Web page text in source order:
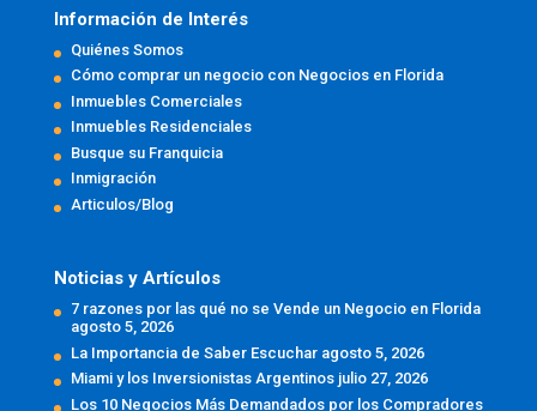
Información de Interés
Quiénes Somos
Cómo comprar un negocio con Negocios en Florida
Inmuebles Comerciales
Inmuebles Residenciales
Busque su Franquicia
Inmigración
Articulos/Blog
Noticias y Artículos
7 razones por las qué no se Vende un Negocio en Florida
agosto 5, 2026
La Importancia de Saber Escuchar agosto 5, 2026
Miami y los Inversionistas Argentinos julio 27, 2026
Los 10 Negocios Más Demandados por los Compradores